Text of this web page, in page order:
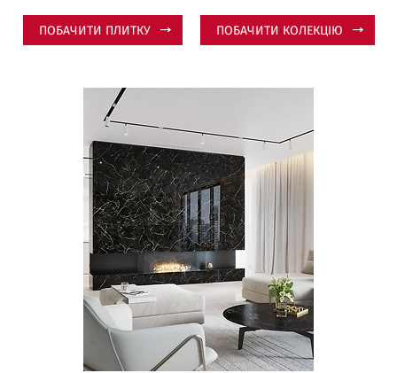
ПОБАЧИТИ ПЛИТКУ ПОБАЧИТИ КОЛЕКЦІЮ